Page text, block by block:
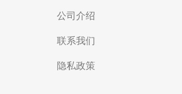
公司介绍
联系我们
隐私政策